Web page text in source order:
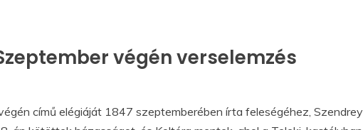
végén verselemzés
című elégiáját 1847 szeptemberében írta feleségéhez, Szendrey